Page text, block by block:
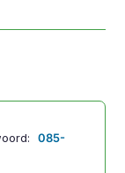
085-